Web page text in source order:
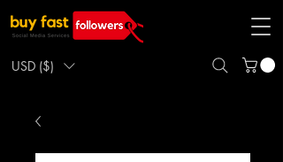
USD ($)